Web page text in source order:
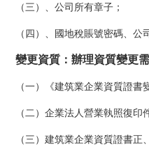
（三）、公司所有章子；
（四）、國地稅賬號密碼、
變更資質：辦理資質變更
（一）《建筑業企業資質證書
（二）企業法人營業執照復印
（三）建筑業企業資質證書